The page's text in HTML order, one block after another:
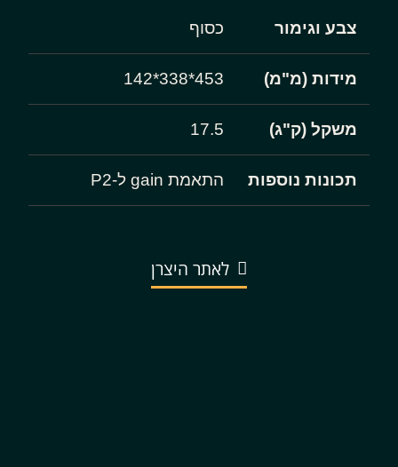
צבע וגימור כסוף
מידות (מ"מ) 453*338*142
משקל (ק"ג) 17.5
תכונות נוספות התאמת gain ל-P2
לאתר היצרן